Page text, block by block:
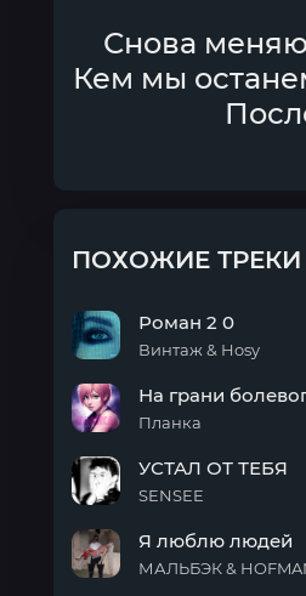
Снова
Кем мы
ПОХОЖИЕ ТРЕКИ
2 0
Роман 2 0
Винтаж & Hosy
грани
болевого
На грани
Планка
ОТ
ТЕБЯ
УСТАЛ ОТ ТЕБЯ
SENSEE
Я люблю людей
МАЛЬБЭК &